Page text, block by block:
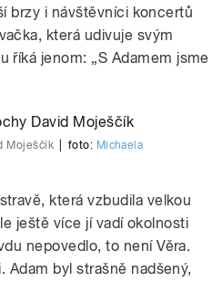
brzy i návštěvníci koncertů
která udivuje svým
říká jenom: „S Adamem jsme
Moješčík foto: Michaela
která vzbudila velkou
ještě více jí vadí okolnosti
nepovedlo, to není Věra.
Adam byl strašně nadšený,